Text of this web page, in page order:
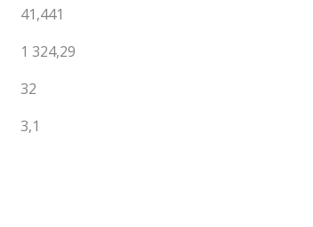
41,441
1 324,29
32
3,1